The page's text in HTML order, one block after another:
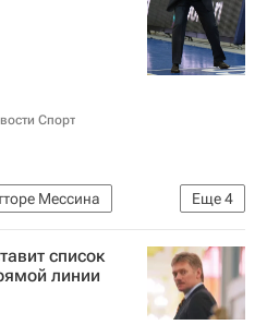
Спорт
Еще4
Мессина
Серия до трех побед плей-офф мужской Евролиги, ПБК ЦСКА - "Панатинаикос"
Евролига
список
линии